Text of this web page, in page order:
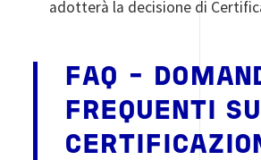
adotterà la decisione di
FAQ -
FREQUENTI